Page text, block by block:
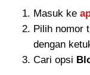
Masuk ke
Pilih nomor
dengan
Cari opsi